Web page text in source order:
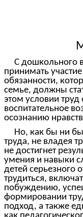
С дошкольного
принимать
обязанности,
семье, должны
этом условии
воспитательное
осознанию
Но, как бы ни
труда, не владея
не достигнет
умения и навыки
детей серьезного
трудиться,
побуждению,
формировании
подход, а также